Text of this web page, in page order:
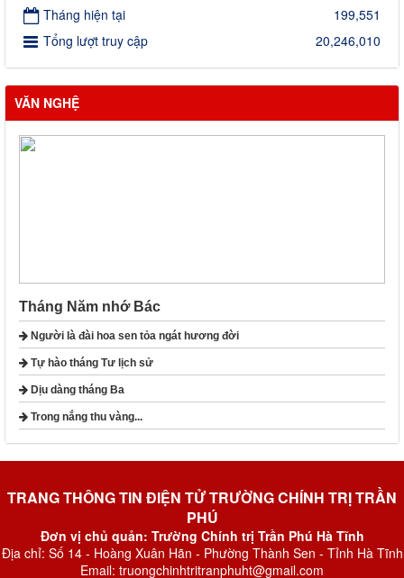
Tháng hiện tại
199,551
Tổng lượt truy cập
20,246,010
VĂN NGHỆ
Tháng Năm nhớ Bác
Người là đài hoa sen tỏa ngát hương đời
Tự hào tháng Tư lịch sử
Dịu dàng tháng Ba
Trong nắng thu vàng...
TRANG THÔNG TIN ĐIỆN TỬ TRƯỜNG CHÍNH TRỊ TRẦN
PHÚ
Đơn vị chủ quản: Trường Chính trị Trần Phú Hà Tĩnh
Địa chỉ: Số 14 - Hoàng Xuân Hãn - Phường Thành Sen - Tỉnh Hà Tĩnh
Email: truongchinhtritranphuht@gmail.com